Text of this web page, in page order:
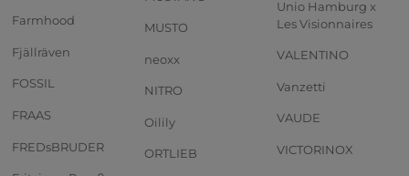
Farmhood
Fjällräven
FOSSIL
FRAAS
FREDsBRUDER
MUSTO
neoxx
NITRO
Oilily
ORTLIEB
Unio Hamburg x
Les Visionnaires
VALENTINO
Vanzetti
VAUDE
VICTORINOX